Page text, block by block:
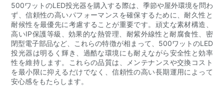
500ワットのLED投光器を購入する際は、季節や屋外環境を問わ
ず、信頼性の高いパフォーマンスを確保するために、耐久性と
耐候性を最優先に考慮することが重要です。頑丈な素材構造、
高いIP保護等級、効果的な熱管理、耐紫外線性と耐腐食性、密
閉型電子部品など、これらの特徴が相まって、500ワットのLED
投光器は明るく輝き、過酷な環境にも耐えながら安全性と効率
性を維持します。これらの品質は、メンテナンスや交換コスト
を最小限に抑えるだけでなく、信頼性の高い長期運用によって
安心感をもたらします。